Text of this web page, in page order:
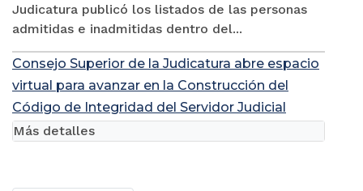
Judicatura publicó los listados de las personas
admitidas e inadmitidas dentro del...
Consejo Superior de la Judicatura abre espacio
virtual para avanzar en la Construcción del
Código de Integridad del Servidor Judicial
Más detalles